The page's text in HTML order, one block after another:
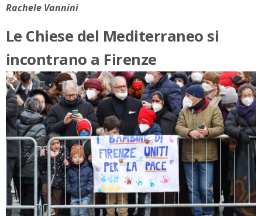
Rachele Vannini
Le Chiese del Mediterraneo si
incontrano a Firenze